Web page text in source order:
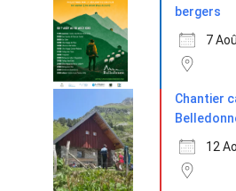
bergers
7
Chantier
12